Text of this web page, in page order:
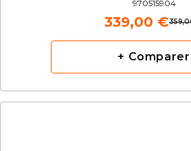
970515904
339,00 €
+ Comparer